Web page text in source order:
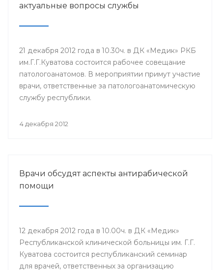
актуальные вопросы службы
21 декабря 2012 года в 10.30ч. в ДК «Медик» РКБ
им.Г.Г.Куватова состоится рабочее совещание
патологоанатомов. В мероприятии примут участие
врачи, ответственные за патологоанатомическую
службу республики.
4 декабря 2012
Врачи обсудят аспекты антирабической
помощи
12 декабря 2012 года в 10.00ч. в ДК «Медик»
Республиканской клинической больницы им. Г.Г.
Куватова состоится республиканский семинар
для врачей, ответственных за организацию